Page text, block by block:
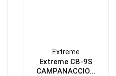
Extreme
Extreme CB-9S
CAMPANACCIO...